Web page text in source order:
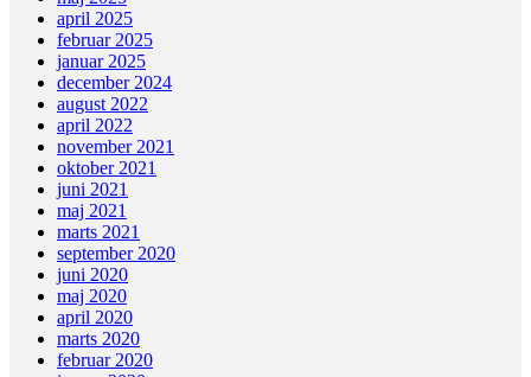
april 2025
februar 2025
januar 2025
december 2024
august 2022
april 2022
november 2021
oktober 2021
juni 2021
maj 2021
marts 2021
september 2020
juni 2020
maj 2020
april 2020
marts 2020
februar 2020